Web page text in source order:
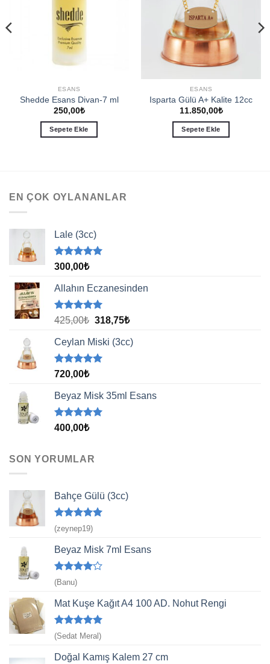
ESANS
Shedde Esans Divan-7 ml
250,00₺
Sepete Ekle
ESANS
Isparta Gülü A+ Kalite 12cc
11.850,00₺
Sepete Ekle
EN ÇOK OYLANANLAR
Lale (3cc)
5 üzerinden
aldı
300,00₺
Allahın Eczanesinden
5 üzerinden
aldı
425,00₺ Orijinal
425,00₺.
318,75₺Şu
fiyat:
Ceylan Miski (3cc)
5 üzerinden
aldı
720,00₺
Beyaz Misk 35ml Esans
5 üzerinden
400,00₺
SON YORUMLAR
Bahçe Gülü (3cc)
5 üzerinden
5
oy aldı
(zeynep19)
Beyaz Misk 7ml Esans
5
üzerinden
4oy aldı
(Banu)
Mat Kuşe Kağıt A4 100 AD. Nohut Rengi
5 üzerinden
5
(Sedat Meral)
Doğal Kamış Kalem 27 cm